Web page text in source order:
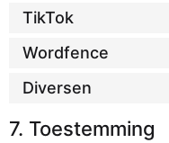
TikTok
Wordfence
Diversen
7. Toestemming